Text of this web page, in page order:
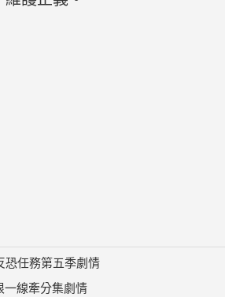
恐任務第五季劇情
一線牽分集劇情